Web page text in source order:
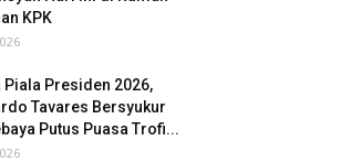
KPK
Piala Presiden 2026,
Tavares Bersyukur
Putus Puasa Trofi...